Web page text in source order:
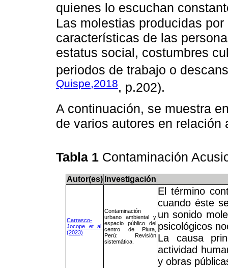
quienes lo escuchan
Las molestias producidas
características de las
estatus social, costumbres
periodos de trabajo o
Quispe,2018, p.202).
A continuación, se muestra
de varios autores en
Tabla 1 Contaminación
Autor(es) Investigación
Carrasco-
Jocope et al.
(2023)
Contaminación
urbano ambiental y
espacio público del
centro de Piura,
Perú: Revisión
sistemática.
El término
cuando éste
un sonido
psicológicos
La causa
actividad
y obras